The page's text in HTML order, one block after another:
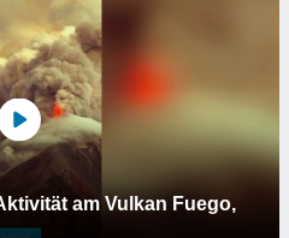
am Vulkan Fuego,